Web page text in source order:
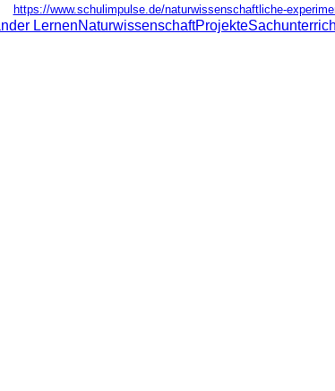
https://www.schulimpulse.de/naturwissenschaftliche-
LernenNaturwissenschaftProjekte